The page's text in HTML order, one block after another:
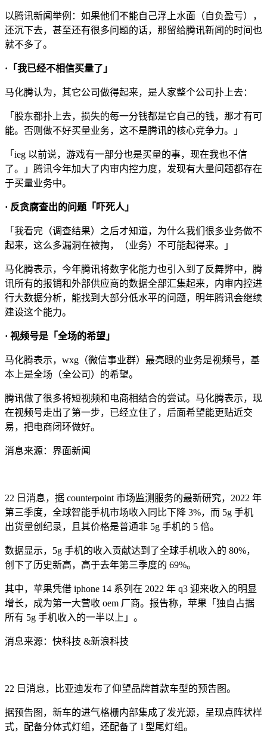
以腾讯新闻举例：如果他们不能自己浮上水面（自负盈亏），
还沉下去，甚至还有很多问题的话，那留给腾讯新闻的时间也
就不多了。
·「我已经不相信买量了」
马化腾认为，其它公司做得起来，是人家整个公司扑上去：
「股东都扑上去，损失的每一分钱都是它自己的钱，那才有可
能。否则做不好买量业务，这不是腾讯的核心竞争力。」
「ieg 以前说，游戏有一部分也是买量的事，现在我也不信
了。」腾讯今年加大了内审内控力度，发现有大量问题都存在
于买量业务中。
· 反贪腐查出的问题「吓死人」
「我看完（调查结果）之后才知道，为什么我们很多业务做不
起来，这么多漏洞在被掏，（业务）不可能起得来。」
马化腾表示，今年腾讯将数字化能力也引入到了反舞弊中，腾
讯所有的报销和外部供应商的数据全部汇集起来，内审内控进
行大数据分析，能找到大部分低水平的问题，明年腾讯会继续
建设这个能力。
· 视频号是「全场的希望」
马化腾表示，wxg（微信事业群）最亮眼的业务是视频号，基
本上是全场（全公司）的希望。
腾讯做了很多将短视频和电商相结合的尝试。马化腾表示，现
在视频号走出了第一步，已经立住了，后面希望能更贴近交
易，把电商闭环做好。
消息来源：界面新闻
22 日消息，据 counterpoint 市场监测服务的最新研究，2022 年
第三季度，全球智能手机市场收入同比下降 3%，而 5g 手机
出货量创纪录，且其价格是普通非 5g 手机的 5 倍。
数据显示，5g 手机的收入贡献达到了全球手机收入的 80%，
创下了历史新高，高于去年第三季度的 69%。
其中，苹果凭借 iphone 14 系列在 2022 年 q3 迎来收入的明显
增长，成为第一大营收 oem 厂商。报告称，苹果「独自占据
所有 5g 手机收入的一半以上」。
消息来源：快科技 &新浪科技
22 日消息，比亚迪发布了仰望品牌首款车型的预告图。
据预告图，新车的进气格栅内部集成了发光源，呈现点阵状样
式，配备分体式灯组，还配备了 l 型尾灯组。